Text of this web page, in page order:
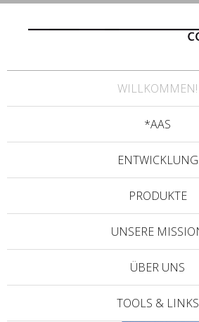
WILLKOMMEN!
*AAS
ENTWICKLUNG
PRODUKTE
UNSERE
ÜBER UNS
TOOLS & LINKS